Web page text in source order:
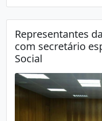
Representantes
com secretário
Social